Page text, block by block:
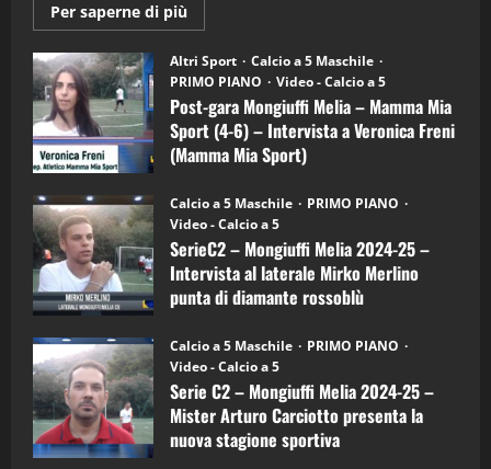
Per saperne di più
informazioni
Post-
gara
Mongiuffi
Melia
–
Mamma
Mia
Sport
6)
–
Intervista
a
mister
Arturo
Carciotto
(Mongiuffi
Altri Sport
Calcio a 5 Maschile
PRIMO PIANO
Video - Calcio a 5
Post-gara Mongiuffi Melia – Mamma Mia
Sport (4-6) – Intervista a Veronica Freni
(Mamma Mia Sport)
Calcio a 5 Maschile
PRIMO PIANO
Video - Calcio a 5
SerieC2 – Mongiuffi Melia 2024-25 –
Intervista al laterale Mirko Merlino
punta di diamante rossoblù
Calcio a 5 Maschile
PRIMO PIANO
Video - Calcio a 5
Serie C2 – Mongiuffi Melia 2024-25 –
Mister Arturo Carciotto presenta la
nuova stagione sportiva
3
"SportEmpire" in Podcast
“SportEmpire” in Podcast: 28^ Puntata
(Martedi 21 Aprile 2026)
21/04/2026
4
“SportEmpire” in Podcast: 27^ Puntata
(Martedi 14 Aprile 2026)
15/04/2026
5
“SportEmpire” in Podcast: 26^ Puntata
(Martedi 07 Aprile 2026)
08/04/2026